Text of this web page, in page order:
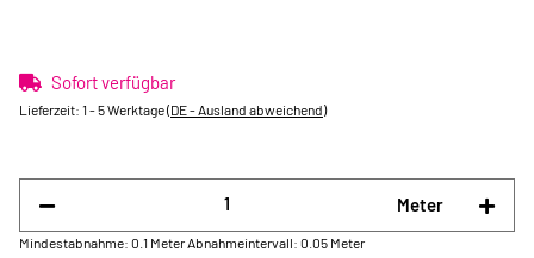
Sofort verfügbar
Lieferzeit: 1 - 5 Werktage(DE - Ausland abweichend)
Meter
Mindestabnahme: 0.1 Meter Abnahmeintervall: 0.05 Meter